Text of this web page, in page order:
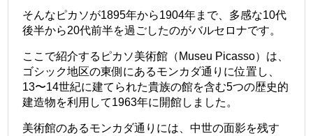
そんなピカソが1895年から1904年まで、多感な10代
後半から20代前半を過ごしたのがバルセロナです。
ここで紹介するピカソ美術館（Museu Picasso）は、
ゴシック地区の東側にあるモンカダ通りに位置し、
13〜14世紀に建てられた貴族の館を含む5つの歴史的
建造物を利用して1963年に開館しました。
美術館のあるモンカダ通りには、中世の面影を残す